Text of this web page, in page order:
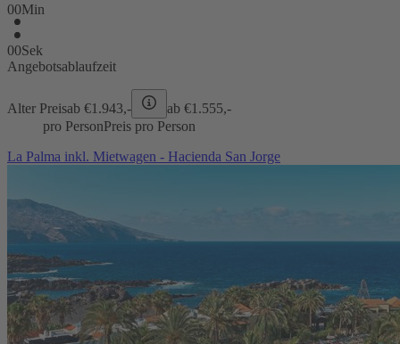
00Min
00Sek
Angebotsablaufzeit
Alter Preisab €1.943,- ab €1.555,-
pro PersonPreis pro Person
La Palma inkl. Mietwagen - Hacienda San Jorge